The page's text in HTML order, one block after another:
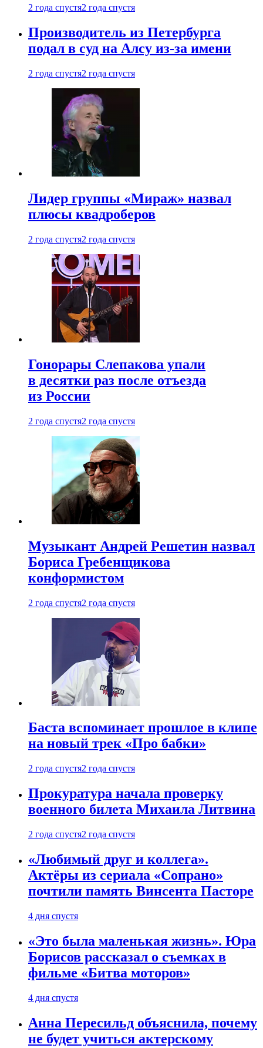
2 года спустя2 года спустя
Производитель из Петербурга
подал в суд на Алсу из-за имени
2 года спустя2 года спустя
Лидер группы «Мираж» назвал
плюсы квадроберов
2 года спустя2 года спустя
Гонорары Слепакова упали
в десятки раз после отъезда
из России
2 года спустя2 года спустя
Музыкант Андрей Решетин назвал
Бориса Гребенщикова
конформистом
2 года спустя2 года спустя
Баста вспоминает прошлое в клипе
на новый трек «Про бабки»
2 года спустя2 года спустя
Прокуратура начала проверку
военного билета Михаила Литвина
2 года спустя2 года спустя
«Любимый друг и коллега».
Актёры из сериала «Сопрано»
почтили память Винсента Пасторе
4 дня спустя
«Это была маленькая жизнь». Юра
Борисов рассказал о съемках в
фильме «Битва моторов»
4 дня спустя
Анна Пересильд объяснила, почему
не будет учиться актерскому